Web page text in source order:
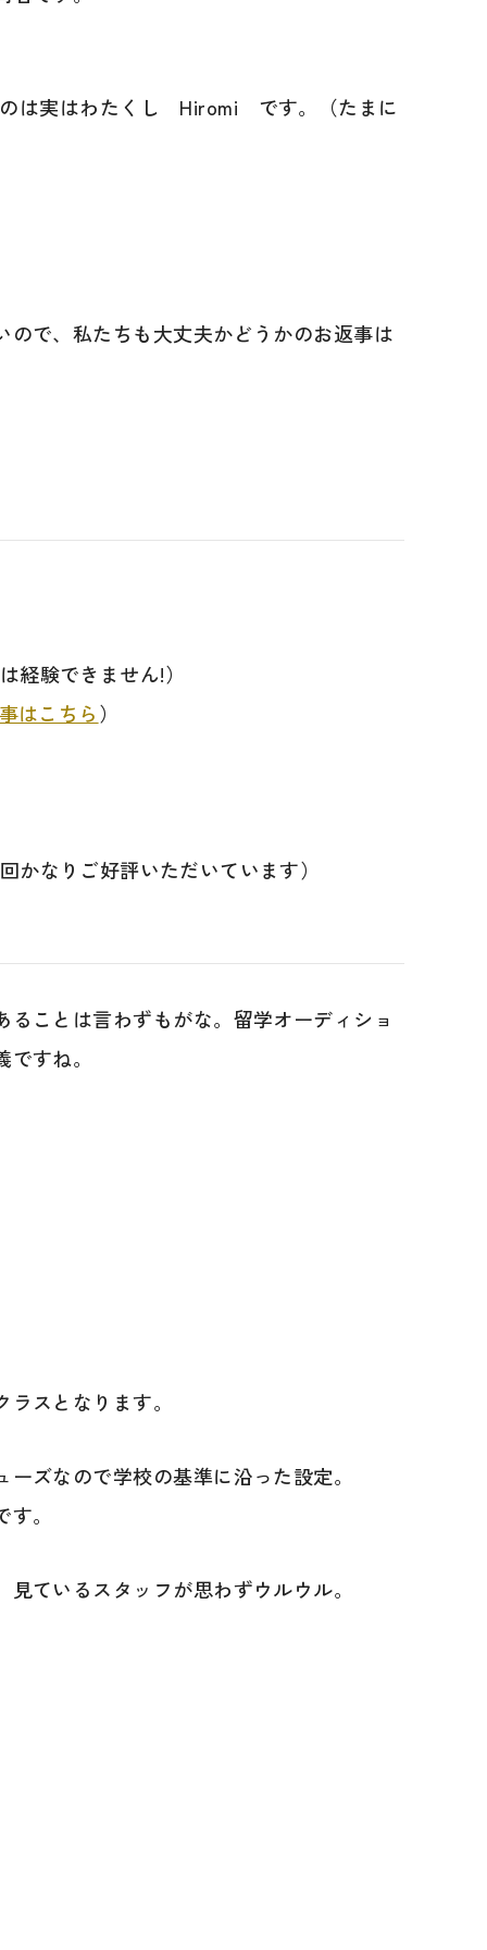
のは実はわたくし Hiromi です。（たまに
で、私たちも大丈夫かどうかのお返事は
経験できません!）
はこちら）
なりご好評いただいています）
ことは言わずもがな。留学オーディショ
すね。
スとなります。
ズなので学校の基準に沿った設定。
。
ているスタッフが思わずウルウル。